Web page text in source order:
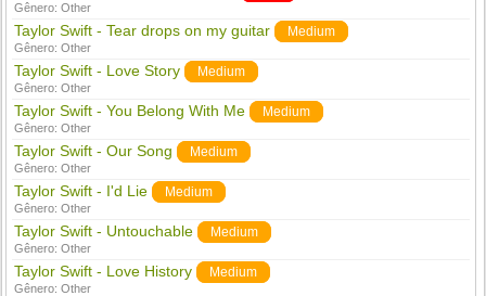
Gênero:Other
Taylor Swift - Tear drops on my guitar Medium
Gênero:Other
Taylor Swift - Love Story Medium
Gênero:Other
Taylor Swift - You Belong With Me Medium
Gênero:Other
Taylor Swift - Our Song Medium
Gênero:Other
Taylor Swift - I'd Lie Medium
Gênero:Other
Taylor Swift - Untouchable Medium
Gênero:Other
Taylor Swift - Love History Medium
Gênero:Other